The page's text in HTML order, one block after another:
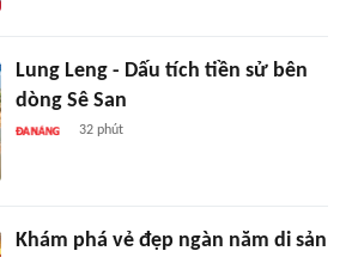
Lung Leng - Dấu tích tiền sử bên
dòng Sê San
32 phút
Khám phá vẻ đẹp ngàn năm di sản